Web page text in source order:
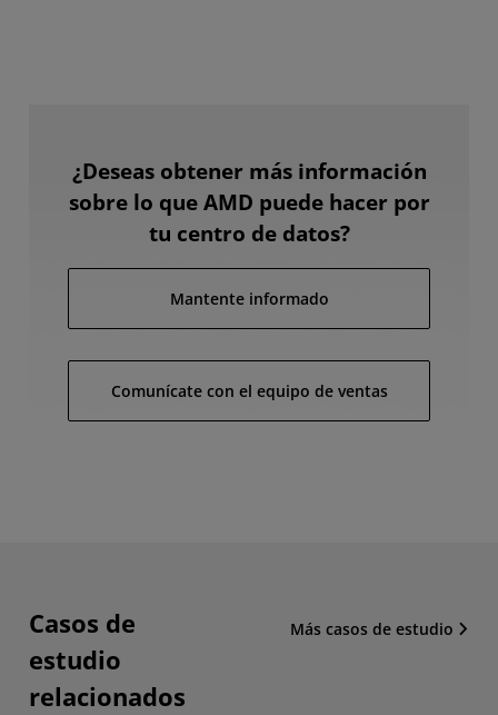
¿Deseas obtener más información
sobre lo que AMD puede hacer por
tu centro de datos?
Mantente informado
Comunícate con el equipo de ventas
Casos de
estudio
relacionados
Más casos de estudio